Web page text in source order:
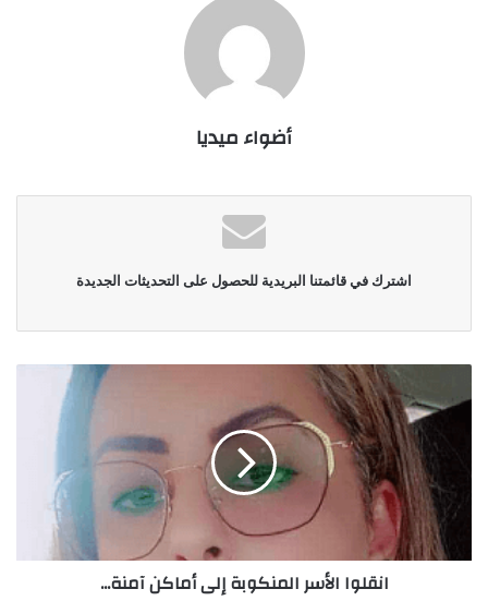
أضواء ميديا
اشترك في قائمتنا البريدية للحصول على التحديثات الجديدة
انقلوا الأسر المنكوبة إلى أماكن آمنة...